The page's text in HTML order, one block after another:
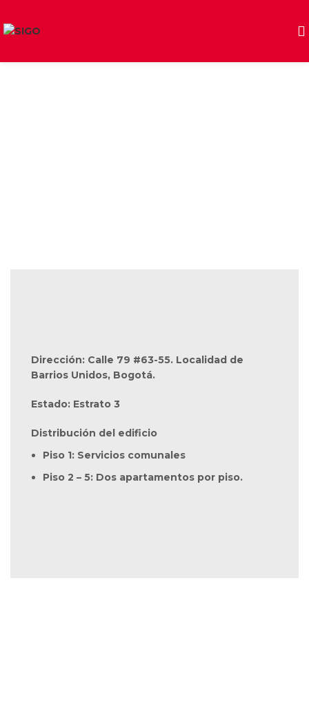
Dirección: Calle 79 #63-55. Localidad de
Barrios Unidos, Bogotá.
Estado: Estrato 3
Distribución del edificio
Piso 1: Servicios comunales
Piso 2 – 5: Dos apartamentos por piso.